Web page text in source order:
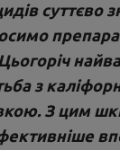
суттєво
з
З цим